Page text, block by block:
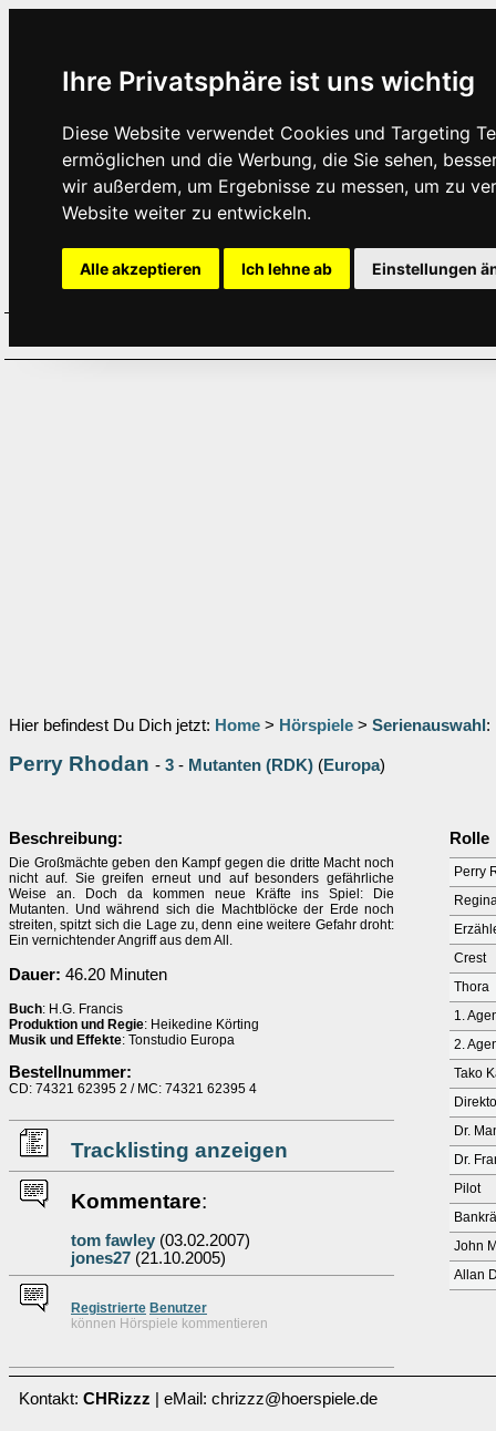
Ihre Privatsphäre ist uns wichtig
Diese Website verwendet Cookies und Targeting
ermöglichen und die Werbung, die Sie sehen,
wir außerdem, um Ergebnisse zu messen, um zu
Website weiter zu entwickeln.
Alle akzeptieren Ich lehne ab Einstellungen
Hier befindest Du Dich jetzt: Home > Hörspiele > Serienauswahl :
Perry Rhodan - 3 - Mutanten (RDK) (Europa)
Beschreibung:
Die Großmächte geben den Kampf gegen die dritte Macht noch
nicht auf. Sie greifen erneut und auf besonders gefährliche
Weise an. Doch da kommen neue Kräfte ins Spiel: Die
Mutanten. Und während sich die Machtblöcke der Erde noch
streiten, spitzt sich die Lage zu, denn eine weitere Gefahr droht:
Ein vernichtender Angriff aus dem All.
Dauer: 46.20 Minuten
Buch: H.G. Francis
Produktion und Regie: Heikedine Körting
Musik und Effekte: Tonstudio Europa
Bestellnummer:
CD: 74321 62395 2 / MC: 74321 62395 4
Tracklisting anzeigen
Kommentare:
tom fawley (03.02.2007)
jones27 (21.10.2005)
Registrierte Benutzer
können Hörspiele kommentieren
Rolle
Perry
Crest
Thora
1.
2.
Tako
Dr.
Dr.
Pilot
John
Allan
Kontakt: CHRizzz | eMail: chrizzz@hoerspiele.de